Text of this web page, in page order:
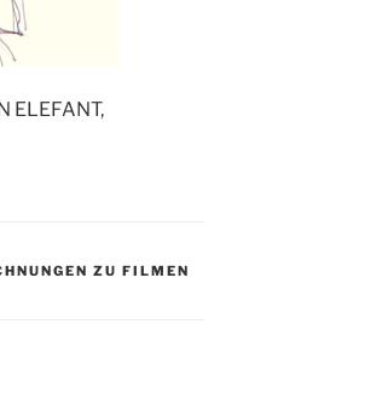
ELEFANT,
ZU FILMEN